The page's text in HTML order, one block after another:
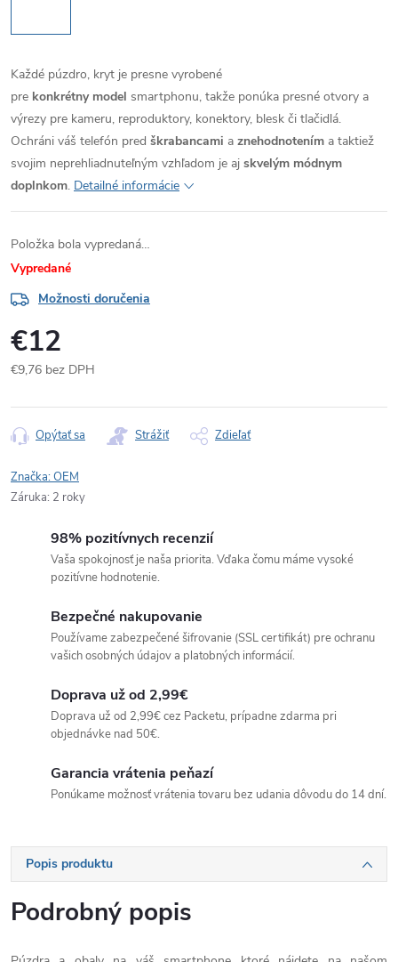
Každé púzdro, kryt je presne vyrobené
pre konkrétny model smartphonu, takže ponúka presné otvory a
výrezy pre kameru, reproduktory, konektory, blesk či tlačidlá.
Ochráni váš telefón pred škrabancami a znehodnotením a taktiež
svojim neprehliadnuteľným vzhľadom je aj skvelým módnym
doplnkom. Detailné informácie
Položka bola vypredaná…
Vypredané
Možnosti doručenia
€12
€9,76 bez DPH
cena:
Opýtať sa Strážiť Zdieľať
Značka:OEM
Záruka: 2 roky
98% pozitívnych recenzií
Vaša spokojnosť je naša priorita. Vďaka čomu máme vysoké
pozitívne hodnotenie.
Bezpečné nakupovanie
Používame zabezpečené šifrovanie (SSL certifikát) pre ochranu
vašich osobných údajov a platobných informácií.
Doprava už od 2,99€
Doprava už od 2,99€ cez Packetu, prípadne zdarma pri
objednávke nad 50€.
Garancia vrátenia peňazí
Ponúkame možnosť vrátenia tovaru bez udania dôvodu do 14 dní.
Popis produktu
Podrobný popis